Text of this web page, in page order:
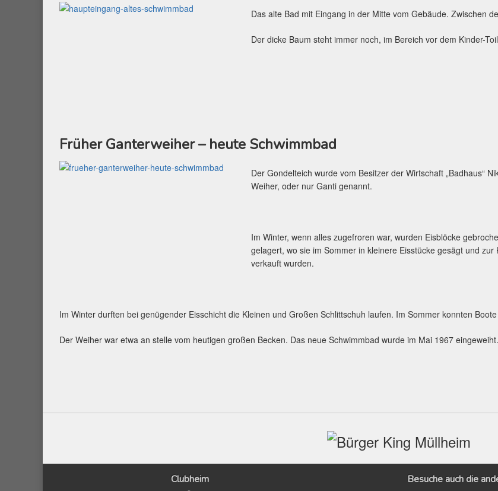
Das alte Bad mit Eingang in der Mitte vom Gebäude. Zwischen
Der dicke Baum steht immer noch, im Bereich vor dem Kinder-
Früher Ganterweiher – heute Schwimmbad
Der Gondelteich wurde vom Besitzer der Wirtschaft „Badhaus“
Weiher, oder nur Ganti genannt.
Im Winter, wenn alles zugefroren war, wurden Eisblöcke
gelagert, wo sie im Sommer in kleinere Eisstücke gesägt und
verkauft wurden.
Im Winter durften bei genügender Eisschicht die Kleinen und Großen Schlittschuh laufen. Im Sommer konnten
Der Weiher war etwa an stelle vom heutigen großen Becken. Das neue Schwimmbad wurde im Mai 1967 eingeweiht.
Clubheim Besuche auch die